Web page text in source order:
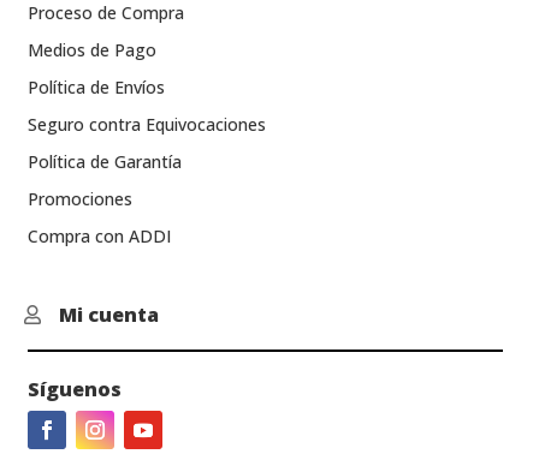
Proceso de Compra
Medios de Pago
Política de Envíos
Seguro contra Equivocaciones
Política de Garantía
Promociones
Compra con ADDI
 Mi cuenta
Síguenos